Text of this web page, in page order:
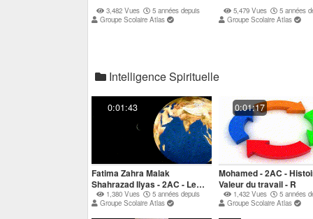
3,482 Vues
5 années depuis
Groupe Scolaire Atlas
5,479 Vues
5 années
Groupe Scolaire Atlas
Intelligence Spirituelle
0:01:43
Fatima Zahra Malak
Shahrazad Ilyas - 2AC - Le
jeun - R
1,380 Vues
5 années depuis
Groupe Scolaire Atlas
0:01:17
Mohamed - 2AC -
Valeur du travail - R
1,432 Vues
5 années
Groupe Scolaire Atlas